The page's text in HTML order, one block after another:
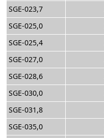
SGE-023,7
SGE-025,0
SGE-025,4
SGE-027,0
SGE-028,6
SGE-030,0
SGE-031,8
SGE-035,0